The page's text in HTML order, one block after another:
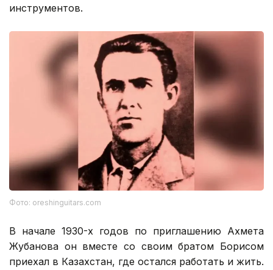
инструментов.
Фото: oreshinguitars.com
В начале 1930-х годов по приглашению Ахмета
Жубанова он вместе со своим братом Борисом
приехал в Казахстан, где остался работать и жить.